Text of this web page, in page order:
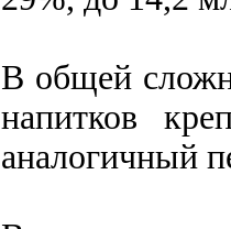
В общей
напитков
аналогичный